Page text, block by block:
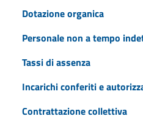
Dotazione organica
Personale non a tempo
Tassi di assenza
Incarichi conferiti e
Contrattazione collettiva